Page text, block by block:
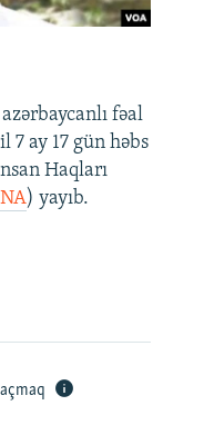
fəal
7 ay 17 gün həbs
Haqları
) yayıb.